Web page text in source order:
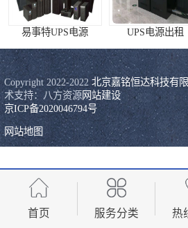
易事特UPS电源 UPS电源出租
Copyright 2022-2022 北京嘉铭恒达科技有
术支持：八方资源网站建设
京ICP备2020046794号
网站地图
首页 服务分类 热
德国阳光蓄电池
UPS电源蓄电池
EPS直流屏蓄电
池
风帆蓄电池
理士蓄电池
圣阳蓄电池